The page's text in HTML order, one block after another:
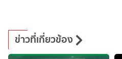
ข่าวที่เกี่ยวข้อง